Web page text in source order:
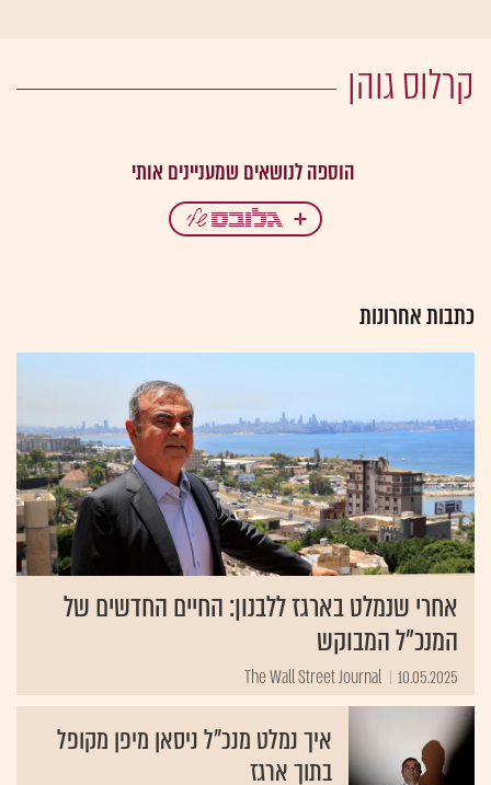
קרלוס גוהן
כתבות אחרונות
אחרי שנמלט בארגז ללבנון: החיים החדשים של
המנכ"ל המבוקש
10.05.2025
The Wall Street Journal
איך נמלט מנכ"ל ניסאן מיפן מקופל
בתוך ארגז